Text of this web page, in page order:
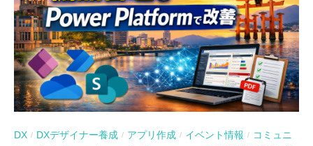
DX / DXデザイナー養成 / アプリ作成 / イベント情報 / コミュニ